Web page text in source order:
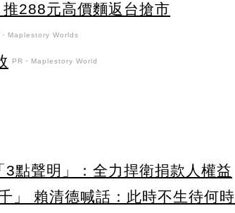
288元高價麵返台搶市
Maplestory Worlds
PR・Maplestory World
點聲明」：全力捍衛捐款人權益
」 賴清德喊話：此時不生待何時